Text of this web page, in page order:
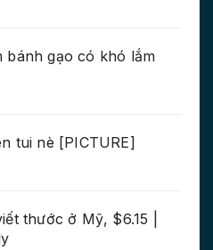
bánh gạo có khó lắm
tui nè [PICTURE]
thước ở Mỹ, $6.15 |